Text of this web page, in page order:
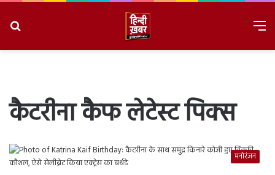
कैटरीना कैफ लेटेस्ट पिक्स
मनोरंजन